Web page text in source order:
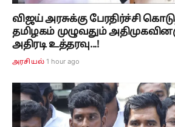
விஜய் அரசுக்கு பேரதிர்ச்சி
தமிழகம் முழுவதும்
அதிரடி உத்தரவு...!
அரசியல் 1 hour ago